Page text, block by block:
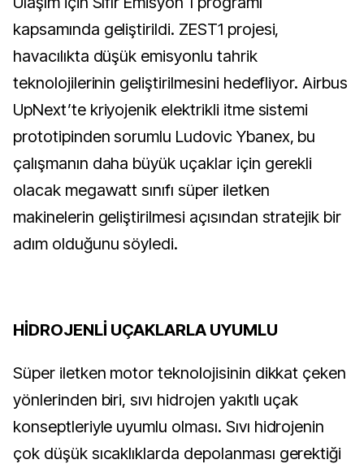
kapsamında geliştirildi. ZEST1 projesi,
havacılıkta düşük emisyonlu tahrik
teknolojilerinin geliştirilmesini hedefliyor. Airbus
UpNext’te kriyojenik elektrikli itme sistemi
prototipinden sorumlu Ludovic Ybanex, bu
çalışmanın daha büyük uçaklar için gerekli
olacak megawatt sınıfı süper iletken
makinelerin geliştirilmesi açısından stratejik bir
adım olduğunu söyledi.
HİDROJENLİ UÇAKLARLA UYUMLU
Süper iletken motor teknolojisinin dikkat çeken
yönlerinden biri, sıvı hidrojen yakıtlı uçak
konseptleriyle uyumlu olması. Sıvı hidrojenin
çok düşük sıcaklıklarda depolanması gerektiği